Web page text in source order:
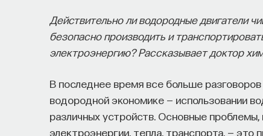
Действительно ли водородные двигатели
безопасно производить и
электроэнергию? Рассказывает доктор
В последнее время все больше
водородной экономике — использовании
различных устройств. Основные
электроэнергии, тепла, транспорта, — это